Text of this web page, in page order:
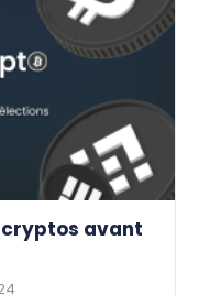
cryptos avant